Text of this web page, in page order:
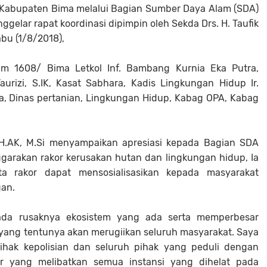
Bima melalui Bagian Sumber Daya Alam (SDA)
rapat koordinasi dipimpin oleh Sekda Drs. H. Taufik
(1/8/2018),
1608/ Bima Letkol Inf. Bambang Kurnia Eka Putra,
S.IK, Kasat Sabhara, Kadis Lingkungan Hidup Ir.
Dinas pertanian, Lingkungan Hidup, Kabag OPA, Kabag
M.Si menyampaikan apresiasi kepada Bagian SDA
rakor kerusakan hutan dan lingkungan hidup, Ia
rakor dapat mensosialisasikan kepada masyarakat
rusaknya ekosistem yang ada serta memperbesar
tentunya akan merugiikan seluruh masyarakat. Saya
kepolisian dan seluruh pihak yang peduli dengan
yang melibatkan semua instansi yang dihelat pada